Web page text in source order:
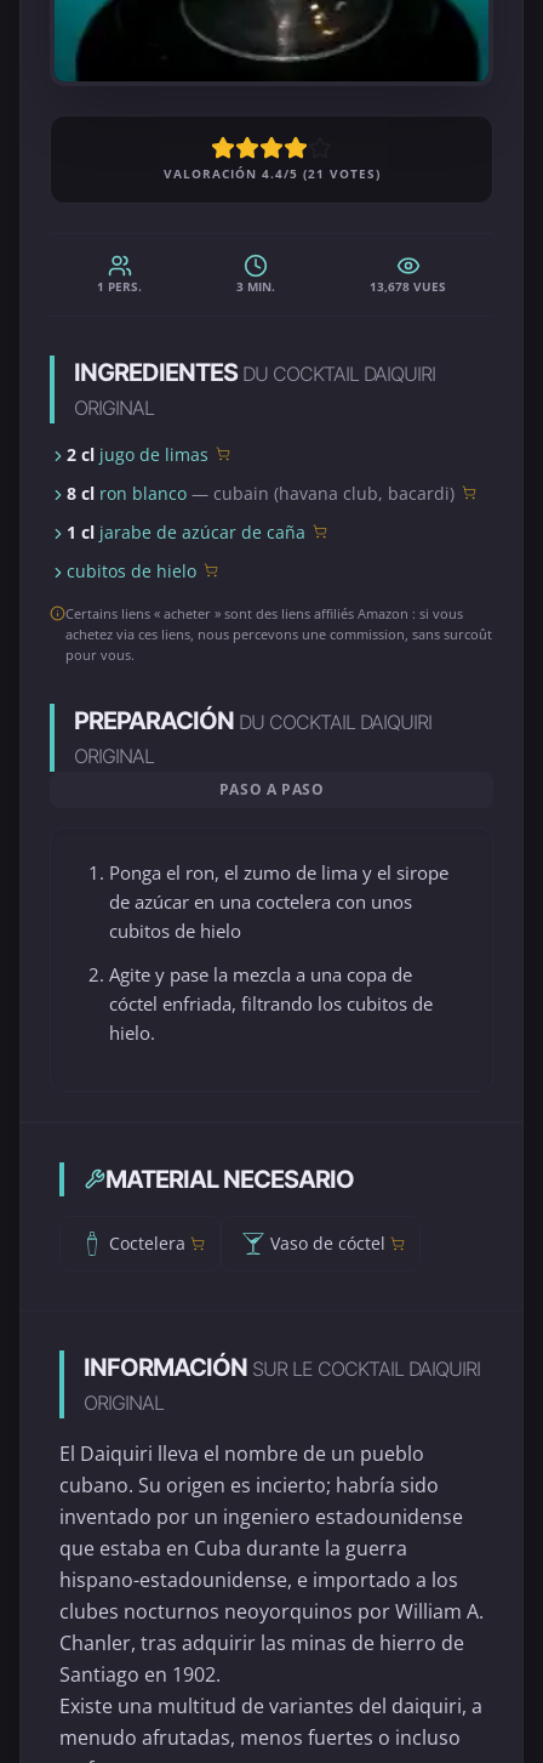
VALORACIÓN 4.4/5 (21 VOTES)
1 PERS. 3 MIN. 13,678 VUES
INGREDIENTES DU COCKTAIL DAIQUIRI
ORIGINAL
2 cl jugo de limas
8 cl ron blanco — cubain (havana club, bacardi)
1 cl jarabe de azúcar de caña
cubitos de hielo
Certains liens « acheter » sont des liens affiliés Amazon : si vous
achetez via ces liens, nous percevons une commission, sans surcoût
pour vous.
PREPARACIÓN DU COCKTAIL DAIQUIRI
ORIGINAL
PASO A PASO
Ponga el ron, el zumo de lima y el sirope
de azúcar en una coctelera con unos
cubitos de hielo
Agite y pase la mezcla a una copa de
cóctel enfriada, filtrando los cubitos de
hielo.
MATERIAL NECESARIO
Coctelera Vaso de cóctel
INFORMACIÓN SUR LE COCKTAIL DAIQUIRI
ORIGINAL
El Daiquiri lleva el nombre de un pueblo
cubano. Su origen es incierto; habría sido
inventado por un ingeniero estadounidense
que estaba en Cuba durante la guerra
hispano-estadounidense, e importado a los
clubes nocturnos neoyorquinos por William A.
Chanler, tras adquirir las minas de hierro de
Santiago en 1902.
Existe una multitud de variantes del daiquiri, a
menudo afrutadas, menos fuertes o incluso